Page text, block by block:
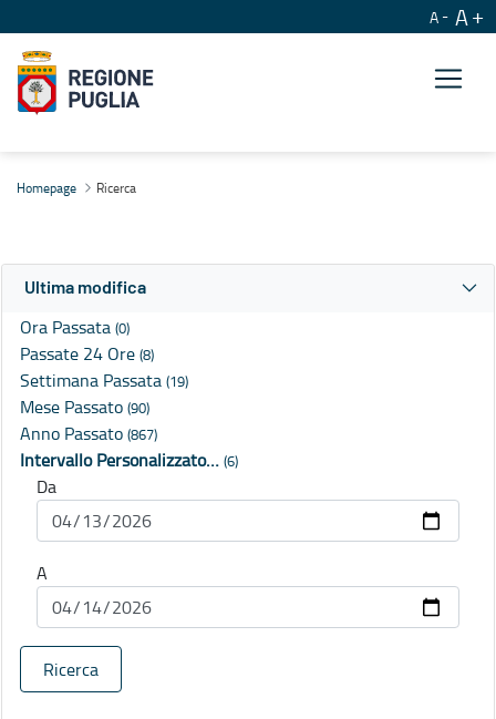
A A
Homepage Ricerca
Ultima modifica
Ora Passata (0)
Passate 24 Ore (8)
Settimana Passata (19)
Mese Passato (90)
Anno Passato (867)
Intervallo Personalizzato… (6)
Da
A
Ricerca